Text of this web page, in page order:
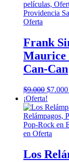
Frank
Maurice
Can-Can
$9.000 El
precio
original
era:
$9.000.
$7.000
¡Oferta!
Los